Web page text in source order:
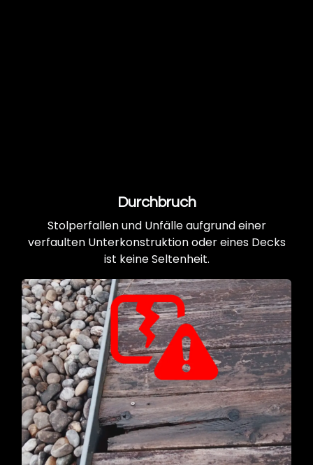
Durchbruch
Stolperfallen und Unfälle aufgrund einer
verfaulten Unterkonstruktion oder eines Decks
ist keine Seltenheit.